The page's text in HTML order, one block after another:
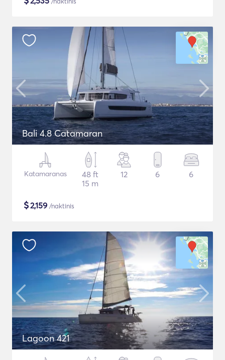
Bali 4.8 Catamaran
Katamaranas
48 ft
15 m
12 6 6
$2,159 /naktinis
Lagoon 421